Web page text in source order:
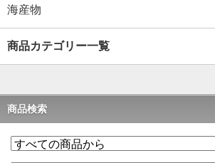
海産物
商品カテゴリー一覧
商品検索